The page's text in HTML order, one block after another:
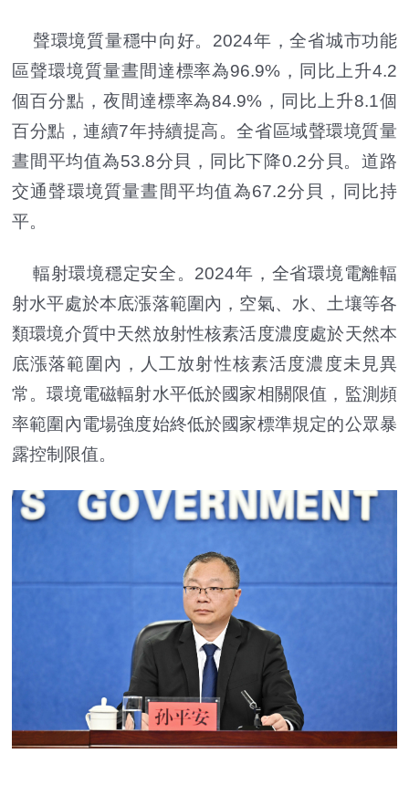
聲環境質量穩中向好。2024年，全省城市功能
區聲環境質量晝間達標率為96.9%，同比上升4.2
個百分點，夜間達標率為84.9%，同比上升8.1個
百分點，連續7年持續提高。全省區域聲環境質量
晝間平均值為53.8分貝，同比下降0.2分貝。道路
交通聲環境質量晝間平均值為67.2分貝，同比持
平。
輻射環境穩定安全。2024年，全省環境電離輻
射水平處於本底漲落範圍內，空氣、水、土壤等各
類環境介質中天然放射性核素活度濃度處於天然本
底漲落範圍內，人工放射性核素活度濃度未見異
常。環境電磁輻射水平低於國家相關限值，監測頻
率範圍內電場強度始終低於國家標準規定的公眾暴
露控制限值。